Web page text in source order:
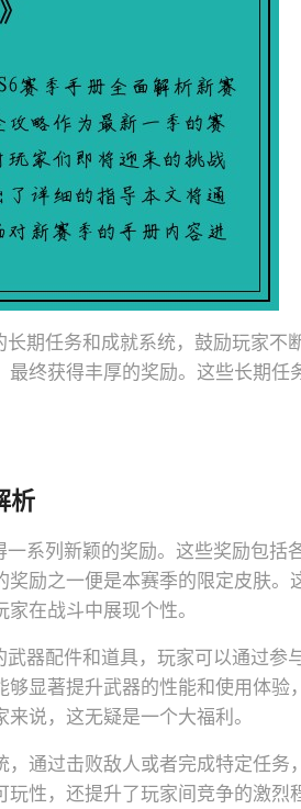
期任务和成就系统，鼓励玩家不
终获得丰厚的奖励。这些长期任
析
系列新颖的奖励。这些奖励包括
励之一便是本赛季的限定皮肤。
在战斗中展现个性。
器配件和道具，玩家可以通过参
显著提升武器的性能和使用体验
说，这无疑是一个大福利。
，通过击败敌人或者完成特定任务
性，还提升了玩家间竞争的激烈